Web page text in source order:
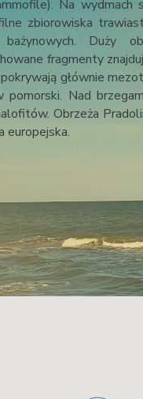
zbiorowiska
Duży
fragmenty
głównie
Nad
Obrzeża
europejska.